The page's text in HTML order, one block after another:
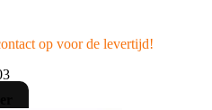
op voor de levertijd!